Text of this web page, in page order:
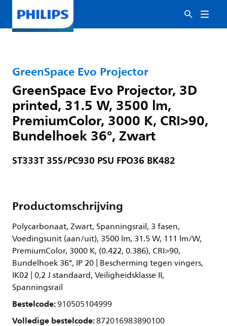
GreenSpace Evo Projector
GreenSpace Evo Projector, 3D
printed, 31.5 W, 3500 lm,
PremiumColor, 3000 K, CRI>90,
Bundelhoek 36°, Zwart
ST333T 35S/PC930 PSU FPO36 BK482
Productomschrijving
Polycarbonaat, Zwart, Spanningsrail, 3 fasen,
Voedingsunit (aan/uit), 3500 lm, 31.5 W, 111 lm/W,
PremiumColor, 3000 K, (0.422, 0.386), CRI>90,
Bundelhoek 36°, IP 20 | Bescherming tegen vingers,
IK02 | 0,2 J standaard, Veiligheidsklasse II,
Spanningsrail
Bestelcode:910505104999
Volledige bestelcode:872016983890100